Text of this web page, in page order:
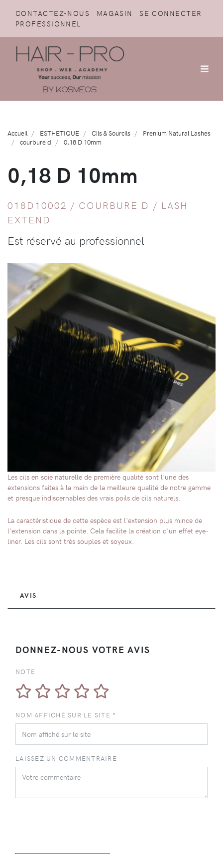
CONTACTEZ-NOUS MAGASIN
SE CONNECTER
PROFESSIONNEL
Accueil ESTHETIQUE Cils & Sourcils
Prenium Natural Lashes
courbure d
0,18 D 10mm
0,18 D 10mm
018D10002 / COURBURE D / LASH
EXTEND
Est réservé au professionnel
Les cils en soie naturelle de première qualité sont l'une des
extensions faites à la main de la meilleure qualité de notre gamme
et presque indiscernables des vrais poils de cils naturels.
La caractéristique de cette espèce est l'extension plus mince de
l'extension dans la pointe. Cela facilite la création d'un effet eye-
liner. Les cils sont très souples et soyeux.
AVIS
DONNEZ-NOUS VOTRE AVIS
NOTE
NOM AFFICHÉ SUR LE SITE *
LAISSEZ UN COMMENTRAIRE